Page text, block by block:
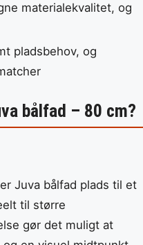
materialekvalitet, og
pladsbehov, og
bålfad – 80 cm?
Juva bålfad plads til et
til større
gør det muligt at